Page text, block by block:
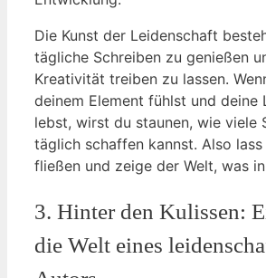
Die Kunst der Leidenschaft
tägliche Schreiben zu genießen
Kreativität treiben zu lassen.
deinem Element fühlst und deine
lebst, wirst du staunen, wie viele
täglich schaffen kannst. Also
fließen und zeige der Welt, was
3. Hinter den Kulissen:
die Welt eines